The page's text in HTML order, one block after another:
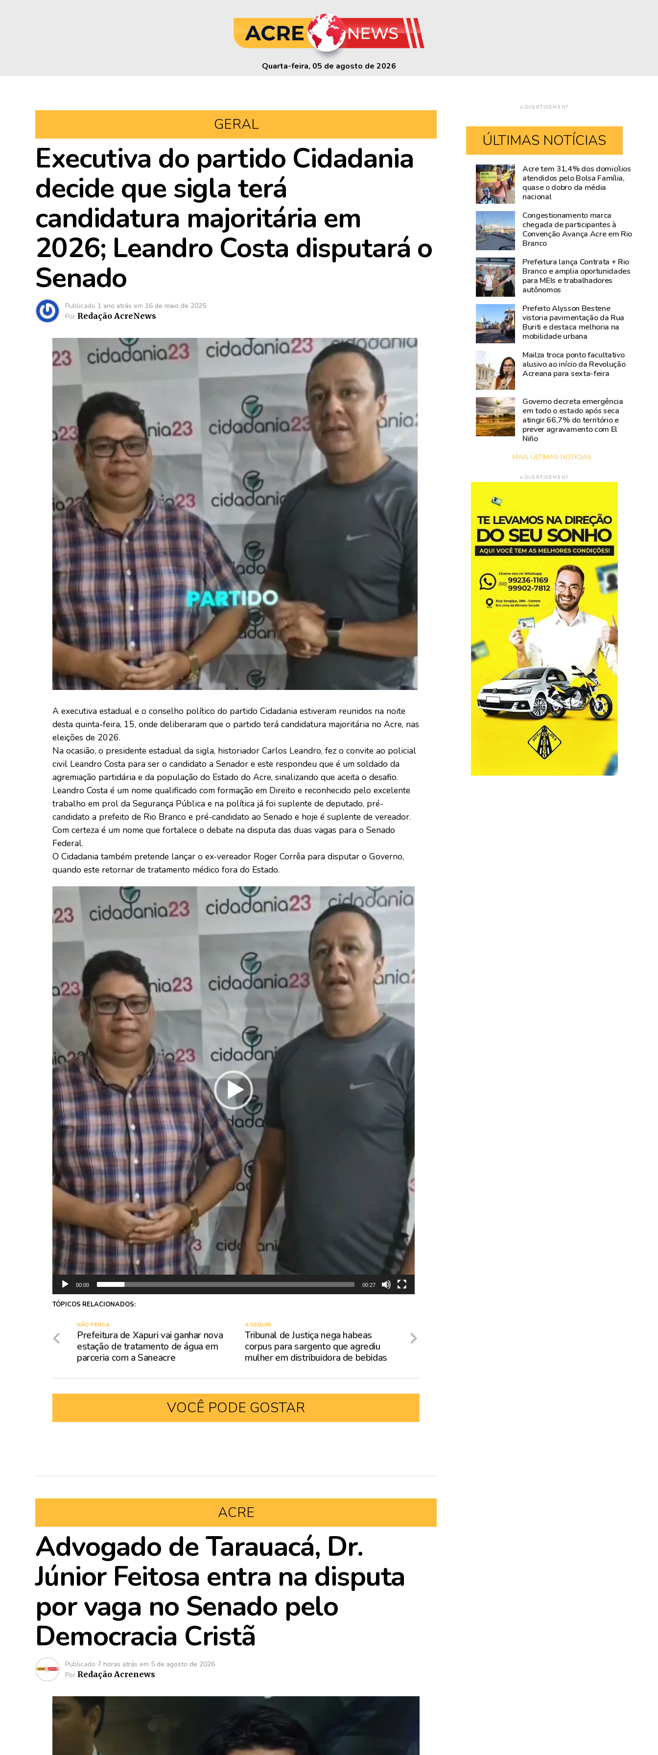
Quarta-feira, 05 de agosto de 2026
GERAL
Executiva do partido Cidadania
decide que sigla terá
candidatura majoritária em
2026; Leandro Costa disputará o
Senado
Publicado 1 ano atrás em 16 de maio de 2025
Por Redação AcreNews
A executiva estadual e o conselho político do partido Cidadania estiveram reunidos na noite
desta quinta-feira, 15, onde deliberaram que o partido terá candidatura majoritária no Acre, nas
eleições de 2026.
Na ocasião, o presidente estadual da sigla, historiador Carlos Leandro, fez o convite ao policial
civil Leandro Costa para ser o candidato a Senador e este respondeu que é um soldado da
agremiação partidária e da população do Estado do Acre, sinalizando que aceita o desafio.
Leandro Costa é um nome qualificado com formação em Direito e reconhecido pelo excelente
trabalho em prol da Segurança Pública e na política já foi suplente de deputado, pré-
candidato a prefeito de Rio Branco e pré-candidato ao Senado e hoje é suplente de vereador.
Com certeza é um nome que fortalece o debate na disputa das duas vagas para o Senado
Federal.
O Cidadania também pretende lançar o ex-vereador Roger Corrêa para disputar o Governo,
quando este retornar de tratamento médico fora do Estado.
vídeo
00:00 00:27
TÓPICOS RELACIONADOS:
A SEGUIR
Tribunal de Justiça nega habeas
corpus para sargento que agrediu
mulher em distribuidora de bebidas
NÃO PERCA
Prefeitura de Xapuri vai ganhar nova
estação de tratamento de água em
parceria com a Saneacre
VOCÊ PODE GOSTAR
ACRE
Advogado de Tarauacá, Dr.
Júnior Feitosa entra na disputa
por vaga no Senado pelo
Democracia Cristã
Publicado 7 horas atrás em 5 de agosto de 2026
Por Redação Acrenews
ADVERTISEMENT
ÚLTIMAS NOTÍCIAS
Rio
Branco
movimenta
R$
3,8
bilhões
lidera
produção
agropecuária
do
Acre
Amazônia
cresce
acima
da
média
nacional
Norte
registra
alta
de
2,3%
na
atividade
econômica
Acre tem 31,4% dos domicílios
atendidos pelo Bolsa Família,
quase o dobro da média
nacional
Congestionamento marca
chegada de participantes à
Convenção Avança Acre em Rio
Branco
Prefeitura lança Contrata + Rio
Branco e amplia oportunidades
para MEIs e trabalhadores
autônomos
Prefeito Alysson Bestene
vistoria pavimentação da Rua
Buriti e destaca melhoria na
mobilidade urbana
Mailza troca ponto facultativo
alusivo ao início da Revolução
Acreana para sexta-feira
Governo decreta emergência
em todo o estado após seca
atingir 66,7% do território e
prever agravamento com El
Niño
MAIS ÚLTIMAS NOTÍCIAS
ADVERTISEMENT